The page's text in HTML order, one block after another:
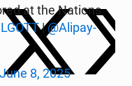
at the Nations
|@Ali­pay­
June 8, 2025